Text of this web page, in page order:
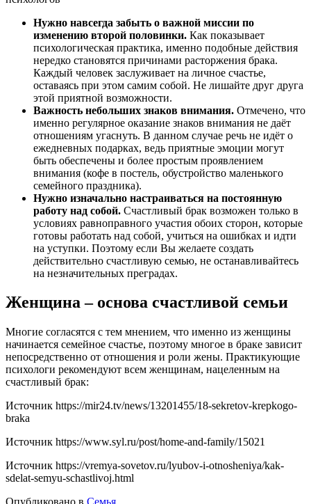
Нужно навсегда забыть о важной миссии по
изменению второй половинки. Как показывает
психологическая практика, именно подобные действия
нередко становятся причинами расторжения брака.
Каждый человек заслуживает на личное счастье,
оставаясь при этом самим собой. Не лишайте друг друга
этой приятной возможности.
Важность небольших знаков внимания. Отмечено, что
именно регулярное оказание знаков внимания не даёт
отношениям угаснуть. В данном случае речь не идёт о
ежедневных подарках, ведь приятные эмоции могут
быть обеспечены и более простым проявлением
внимания (кофе в постель, обустройство маленького
семейного праздника).
Нужно изначально настраиваться на постоянную
работу над собой. Счастливый брак возможен только в
условиях равноправного участия обоих сторон, которые
готовы работать над собой, учиться на ошибках и идти
на уступки. Поэтому если Вы желаете создать
действительно счастливую семью, не останавливайтесь
на незначительных преградах.
Женщина – основа счастливой семьи
Многие согласятся с тем мнением, что именно из женщины
начинается семейное счастье, поэтому многое в браке зависит
непосредственно от отношения и роли жены. Практикующие
психологи рекомендуют всем женщинам, нацеленным на
счастливый брак:
Источник https://mir24.tv/news/13201455/18-sekretov-krepkogo-
braka
Источник https://www.syl.ru/post/home-and-family/15021
Источник https://vremya-sovetov.ru/lyubov-i-otnosheniya/kak-
sdelat-semyu-schastlivoj.html